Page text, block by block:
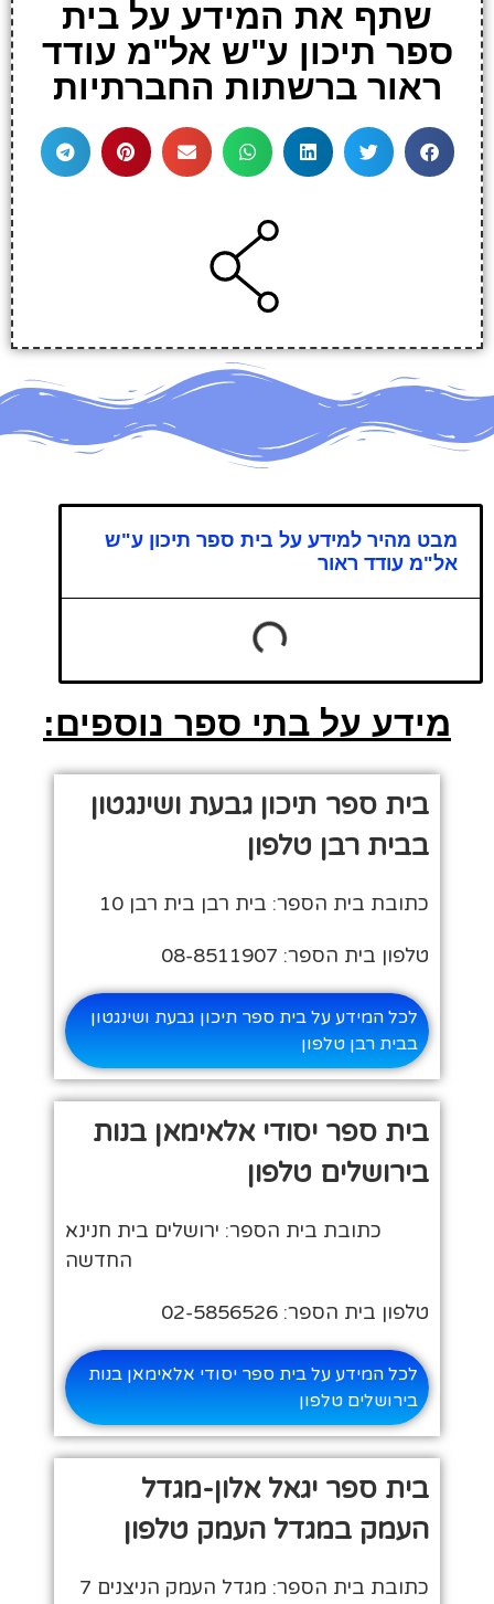
שתף את המידע על בית
ספר תיכון ע"ש אל"מ עודד
ראור ברשתות החברתיות
מבט מהיר למידע על בית ספר תיכון ע"ש
אל"מ עודד ראור
מידע על בתי ספר נוספים:
בית ספר תיכון גבעת ושינגטון
בבית רבן טלפון
כתובת בית הספר: בית רבן בית רבן 10
טלפון בית הספר: 08-8511907
לכל המידע על בית ספר תיכון גבעת ושינגטון
בבית רבן טלפון
בית ספר יסודי אלאימאן בנות
בירושלים טלפון
כתובת בית הספר: ירושלים בית חנינא
החדשה
טלפון בית הספר: 02-5856526
לכל המידע על בית ספר יסודי אלאימאן בנות
בירושלים טלפון
בית ספר יגאל אלון-מגדל
העמק במגדל העמק טלפון
כתובת בית הספר: מגדל העמק הניצנים 7